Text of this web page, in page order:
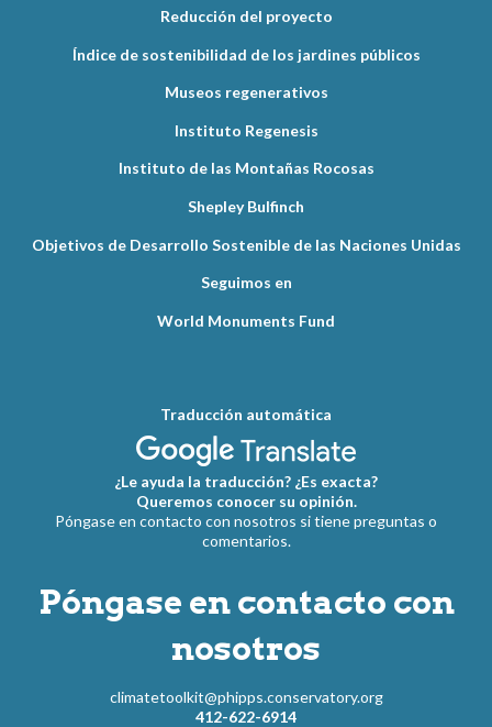
Reducción del proyecto
Índice de sostenibilidad de los jardines públicos
Museos regenerativos
Instituto Regenesis
Instituto de las Montañas Rocosas
Shepley Bulfinch
Objetivos de Desarrollo Sostenible de las Naciones Unidas
Seguimos en
World Monuments Fund
Traducción automática
¿Le ayuda la traducción? ¿Es exacta?
Queremos conocer su opinión.
Póngase en contacto con nosotros si tiene preguntas o
comentarios.
Póngase en contacto con
nosotros
climatetoolkit@phipps.conservatory.org
412-622-6914